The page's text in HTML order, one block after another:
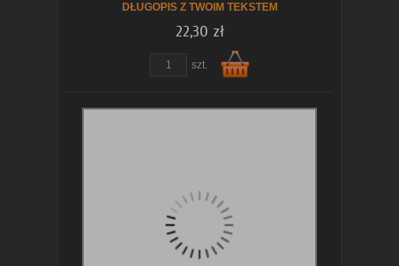
DŁUGOPIS Z TWOIM TEKSTEM
22,30 zł
szt.